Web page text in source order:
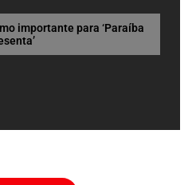
importante para ‘Paraíba